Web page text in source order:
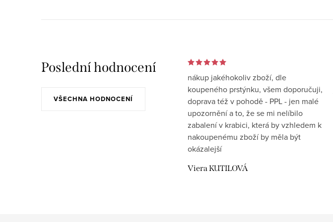
Poslední hodnocení
VŠECHNA HODNOCENÍ
nákup jakéhokoliv zboží, dle
koupeného prstýnku, všem doporučuji,
doprava též v pohodě - PPL - jen malé
upozornění a to, že se mi nelíbilo
zabalení v krabici, která by vzhledem k
nakoupenému zboží by měla být
okázalejší
Viera KUTILOVÁ